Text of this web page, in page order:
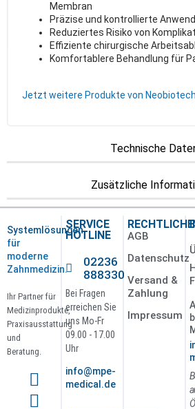
Technische
Zusätzliche
Membran
Präzise und kontrollierte
Reduziertes Risiko von
Effiziente chirurgische
Komfortablere Behandlung für
Jetzt weitere Produkte von
Systemlösungen
für
moderne
Zahnmedizin.
Ihr Partner für
Medizinprodukte,
Praxisausstattung
und
Beratung.
SERVICE
HOTLINE
02236
888330
Bei Fragen
erreichen Sie
uns Mo-Fr
09.00 - 17.00
Uhr
info@mpe-
medical.de
AGB
Datenschutz
Versand &
Zahlung
Impressum